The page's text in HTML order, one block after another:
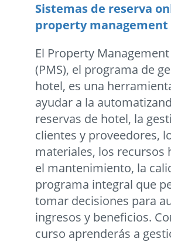
Sistemas de reserva
property management
El Property
(PMS), el programa de
hotel, es una
ayudar a la
reservas de hotel, la
clientes y proveedores,
materiales, los recursos
el mantenimiento, la
programa integral que
tomar decisiones para
ingresos y beneficios.
curso aprenderás a